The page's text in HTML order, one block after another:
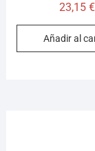
23,15€
Añadir al